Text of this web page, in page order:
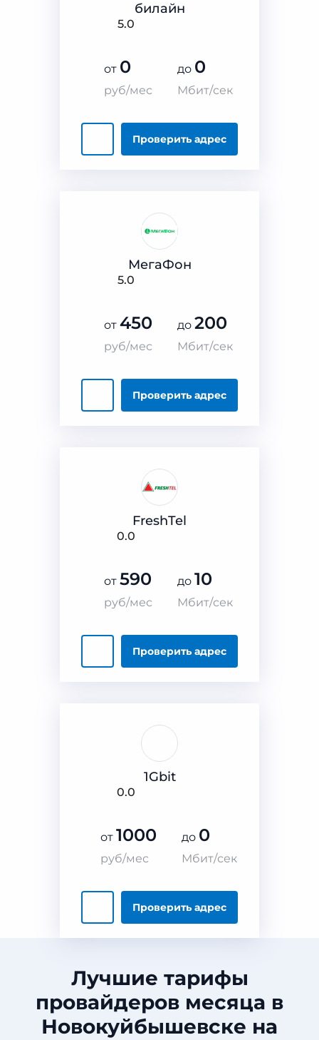
билайн
5.0
от 0
руб/мес
до 0
Мбит/сек
Проверитьадрес
МегаФон
5.0
от 450
руб/мес
до 200
Мбит/сек
Проверитьадрес
FreshTel
0.0
от 590
руб/мес
до 10
Мбит/сек
Проверитьадрес
1Gbit
0.0
от 1000
руб/мес
до 0
Мбит/сек
Проверитьадрес
Лучшие тарифы
провайдеров месяца в
Новокуйбышевске на